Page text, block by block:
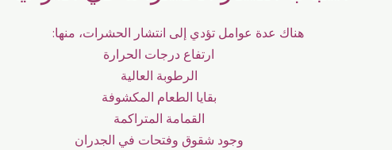
هناك عدة عوامل تؤدي إلى انتشار الحشرات، منها:
ارتفاع درجات الحرارة
الرطوبة العالية
بقايا الطعام المكشوفة
القمامة المتراكمة
وجود شقوق وفتحات في الجدران